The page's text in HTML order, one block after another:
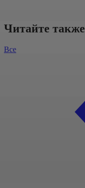
Читайте также
Все